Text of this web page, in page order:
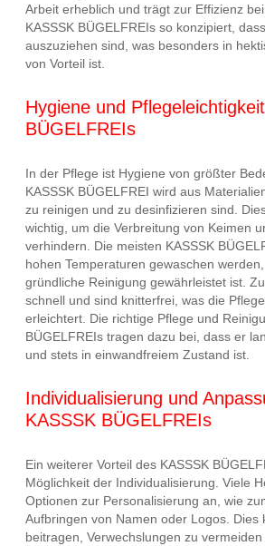
Arbeit erheblich und trägt zur Effizienz
KASSSK BÜGELFREIs so konzipiert,
auszuziehen sind, was besonders in
von Vorteil ist.
Hygiene und
BÜGELFREIs
In der Pflege ist Hygiene von größter
KASSSK BÜGELFREI wird aus
zu reinigen und zu desinfizieren sind.
wichtig, um die Verbreitung von Keimen
verhindern. Die meisten KASSSK
hohen Temperaturen gewaschen
gründliche Reinigung gewährleistet ist.
schnell und sind knitterfrei, was die
erleichtert. Die richtige Pflege und
BÜGELFREIs tragen dazu bei, dass er
und stets in einwandfreiem Zustand ist.
Individualisierung und
KASSSK BÜGELFREIs
Ein weiterer Vorteil des KASSSK
Möglichkeit der Individualisierung. Viele
Optionen zur Personalisierung an, wie
Aufbringen von Namen oder Logos. Dies
beitragen, Verwechslungen zu